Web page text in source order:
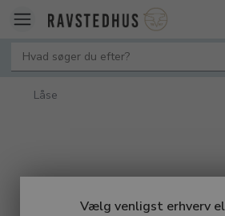
Vælg venligst erhverv
Låse